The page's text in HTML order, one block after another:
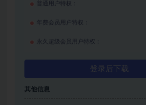
普通用户特权：
年费会员用户特权：
永久超级会员用户特权：
登录后下载
其他信息